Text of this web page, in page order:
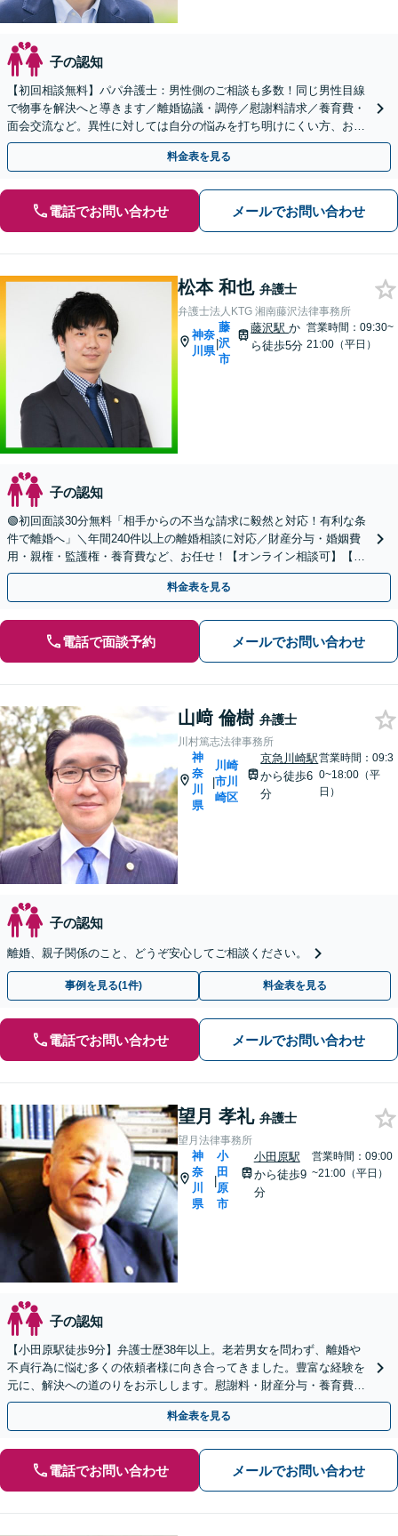
子の認知
【初回相談無料】パパ弁護士：男性側のご相談も多数！同じ男性目線
で物事を解決へと導きます／離婚協議・調停／慰謝料請求／養育費・
面会交流など。異性に対しては自分の悩みを打ち明けにくい方、お気
軽にご相談ください【Web面談可】【夜間面談応相談】
料金表を見る
電話でお問い合わせ メールでお問い合わせ
松本 和也 弁護士
弁護士法人KTG 湘南藤沢法律事務所
神奈
川県
|
藤
沢
市
藤沢駅か
ら徒歩5分
営業時間：09:30~
21:00（平日）
子の認知
🟢初回面談30分無料「相手からの不当な請求に毅然と対応！有利な条
件で離婚へ」＼年間240件以上の離婚相談に対応／財産分与・婚姻費
用・親権・監護権・養育費など、お任せ！【オンライン相談可】【カ
ード・分割払い可】
料金表を見る
電話で面談予約 メールでお問い合わせ
山﨑 倫樹 弁護士
川村篤志法律事務所
神
奈
川
県
|
川崎
市川
崎区
京急川崎駅
から徒歩6
分
営業時間：09:3
0~18:00（平
日）
子の認知
離婚、親子関係のこと、どうぞ安心してご相談ください。
事例を見る(1件) 料金表を見る
電話でお問い合わせ メールでお問い合わせ
望月 孝礼 弁護士
望月法律事務所
神
奈
川
県
|
小
田
原
市
小田原駅
から徒歩9
分
営業時間：09:00
~21:00（平日）
子の認知
【小田原駅徒歩9分】弁護士歴38年以上。老若男女を問わず、離婚や
不貞行為に悩む多くの依頼者様に向き合ってきました。豊富な経験を
元に、解決への道のりをお示しします。慰謝料・財産分与・養育費ほ
か、離婚に際して心配なこと、まずはお聞かせ下さい。
料金表を見る
電話でお問い合わせ メールでお問い合わせ